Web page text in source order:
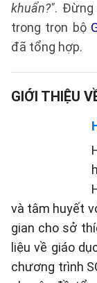
khuẩn?". Đừng
trong trọn bộ
đã tổng hợp.
GIỚI THIỆU
và tâm huyết
gian cho sở
liệu về giáo
chương trình